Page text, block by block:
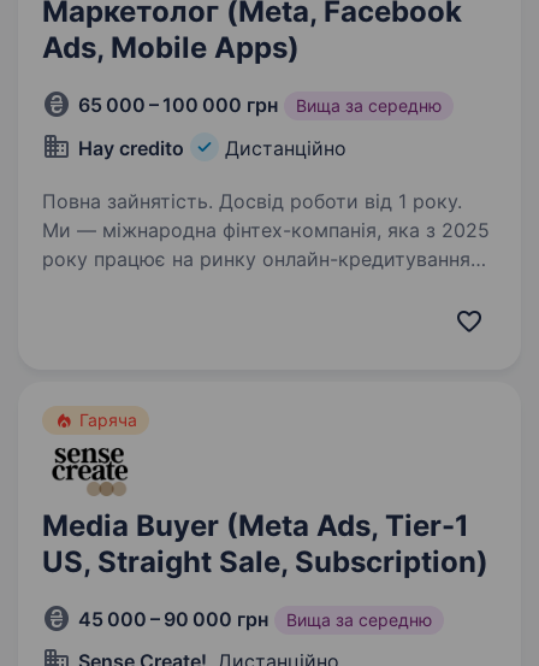
Маркетолог (Meta, Facebook
Ads, Mobile Apps)
65 000 – 100 000 грн Вища за середню
Hay credito Дистанційно
Повна зайнятість. Досвід роботи від 1 року.
Ми — міжнародна фінтех-компанія, яка з 2025
року працює на ринку онлайн-кредитування
Гаряча
Media Buyer (Meta Ads, Tier-1
US, Straight Sale, Subscription)
45 000 – 90 000 грн Вища за середню
Sense Create! , Дистанційно